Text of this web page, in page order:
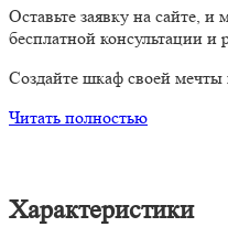
Оставьте заявку на сайте,
бесплатной консультации и
Создайте шкаф своей мечты
Читать полностью
Характеристики